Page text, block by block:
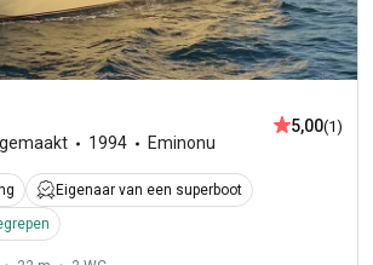
1994 Eminonu
5,00(1)
Eigenaar van een superboot